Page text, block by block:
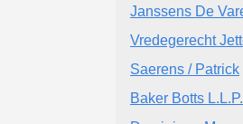
Janssens De
Vredegerecht
Saerens / Patrick
Baker Botts L.L.P.